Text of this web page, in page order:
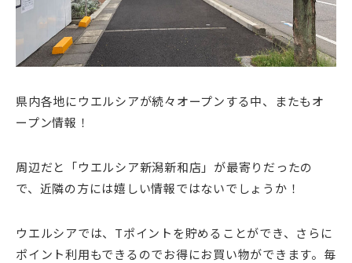
県内各地にウエルシアが続々オープンする中、またもオ
ープン情報！
周辺だと「ウエルシア新潟新和店」が最寄りだったの
で、近隣の方には嬉しい情報ではないでしょうか！
ウエルシアでは、Tポイントを貯めることができ、さらに
ポイント利用もできるのでお得にお買い物ができます。毎